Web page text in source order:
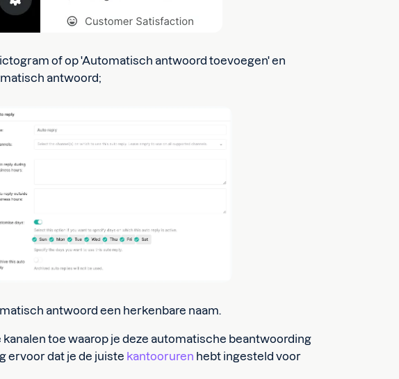
of op 'Automatisch antwoord toevoegen' en
antwoord;
antwoord een herkenbare naam.
kanalen toe waarop je deze automatische beantwoording
ervoor dat je de juiste kantooruren hebt ingesteld voor